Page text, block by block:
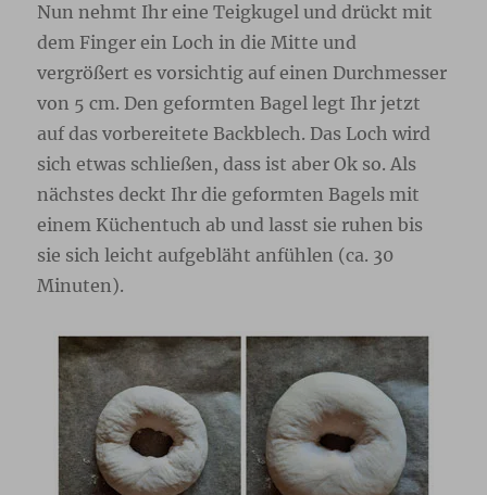
Nun nehmt Ihr eine Teigkugel und drückt mit
dem Finger ein Loch in die Mitte und
vergrößert es vorsichtig auf einen Durchmesser
von 5 cm. Den geformten Bagel legt Ihr jetzt
auf das vorbereitete Backblech. Das Loch wird
sich etwas schließen, dass ist aber Ok so. Als
nächstes deckt Ihr die geformten Bagels mit
einem Küchentuch ab und lasst sie ruhen bis
sie sich leicht aufgebläht anfühlen (ca. 30
Minuten).